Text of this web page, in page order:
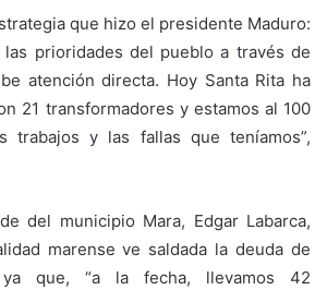
que hizo el presidente Maduro:
prioridades del pueblo a través de
atención directa. Hoy Santa Rita ha
21 transformadores y estamos al 100
trabajos y las fallas que teníamos”,
del municipio Mara, Edgar Labarca,
marense ve saldada la deuda de
ya que, “a la fecha, llevamos 42